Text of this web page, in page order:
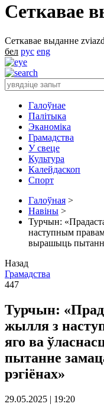
Сеткавае
Сеткавае выданне
бел рус eng
Галоўнае
Палітыка
Эканоміка
Грамадства
У свеце
Культура
Калейдаскоп
Спорт
Галоўная >
Навіны >
Турчын:
наступным
вырашыць
Назад
Грамадства
447
Турчын:
жылля з
яго ва
пытанне
рэгіёнах»
29.05.2025 | 19:20